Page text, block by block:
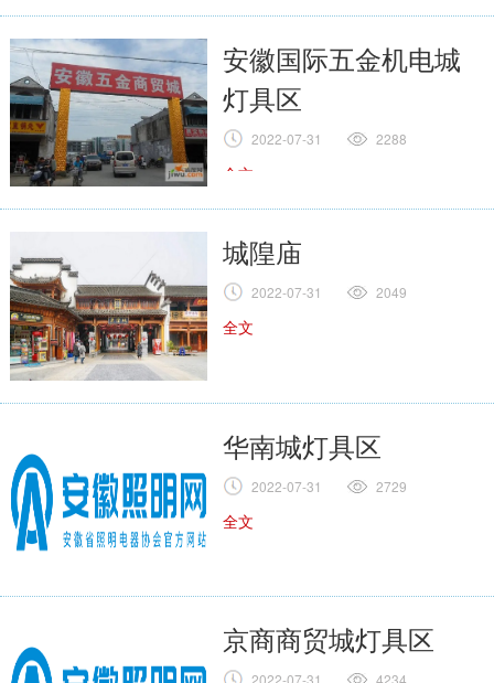
安徽国际五金机电城
灯具区
2022-07-31 2288
全文
城隍庙
2022-07-31 2049
全文
华南城灯具区
2022-07-31 2729
全文
京商商贸城灯具区
2022-07-31 4234